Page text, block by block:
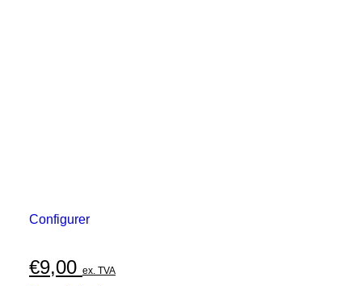
Configurer
€9,00 ex. TVA